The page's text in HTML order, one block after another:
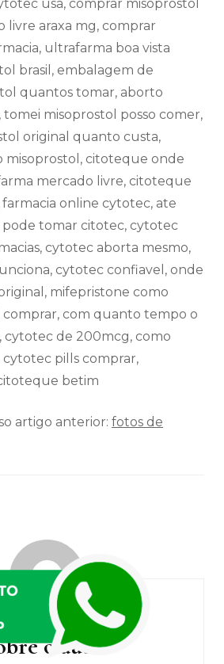
artigo anterior: fotos de
o autor